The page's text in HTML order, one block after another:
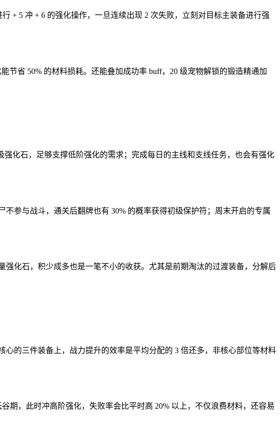
+ 5 冲 + 6 的强化操作，一旦连续出现 2 次失败，立刻对目标主装备进行强
节省 50% 的材料损耗。还能叠加成功率 buff，20 级宠物解锁的锻造精通加
化石，足够支撑低阶强化的需求；完成每日的主线和支线任务，也会有强化
参与战斗，通关后翻牌也有 30% 的概率获得初级保护符；周末开启的专属
化石，积少成多也是一笔不小的收获。尤其是前期淘汰的过渡装备，分解后
的三件装备上，战力提升的效率是平均分配的 3 倍还多，非核心部位等材料
期，此时冲高阶强化，失败率会比平时高 20% 以上，不仅浪费材料，还容易